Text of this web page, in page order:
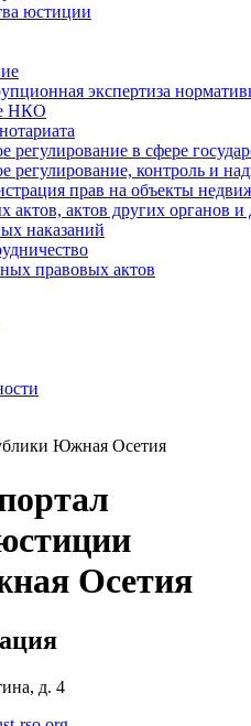
юстиции
экспертиза
НКО
регулирование в сфере
регулирование, контроль и
прав на объекты
актов, актов других органов
наказаний
правовых актов
Осетия
д. 4